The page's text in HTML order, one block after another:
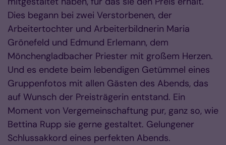
Dies begann bei zwei Verstorbenen, der
Arbeitertochter und Arbeiterbildnerin Maria
Grönefeld und Edmund Erlemann, dem
Mönchengladbacher Priester mit großem Herzen.
Und es endete beim lebendigen Getümmel eines
Gruppenfotos mit allen Gästen des Abends, das
auf Wunsch der Preisträgerin entstand. Ein
Moment von Vergemeinschaftung pur, ganz so, wie
Bettina Rupp sie gerne gestaltet. Gelungener
Schlussakkord eines perfekten Abends.